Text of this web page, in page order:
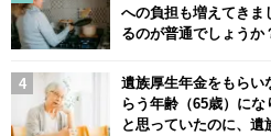
への負担も増えてきま
るのが普通でしょうか
遺族厚生年金をもらい
らう年齢（65歳）に
と思っていたのに、遺